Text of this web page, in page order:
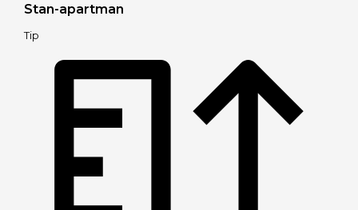
Stan-apartman
Tip